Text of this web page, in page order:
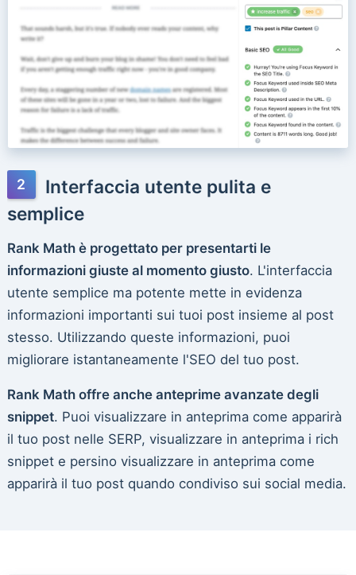
Interfaccia utente pulita e
semplice
Rank Math è progettato per presentarti le
informazioni giuste al momento giusto. L'interfaccia
utente semplice ma potente mette in evidenza
informazioni importanti sui tuoi post insieme al post
stesso. Utilizzando queste informazioni, puoi
migliorare istantaneamente l'SEO del tuo post.
Rank Math offre anche anteprime avanzate degli
snippet. Puoi visualizzare in anteprima come apparirà
il tuo post nelle SERP, visualizzare in anteprima i rich
snippet e persino visualizzare in anteprima come
apparirà il tuo post quando condiviso sui social media.